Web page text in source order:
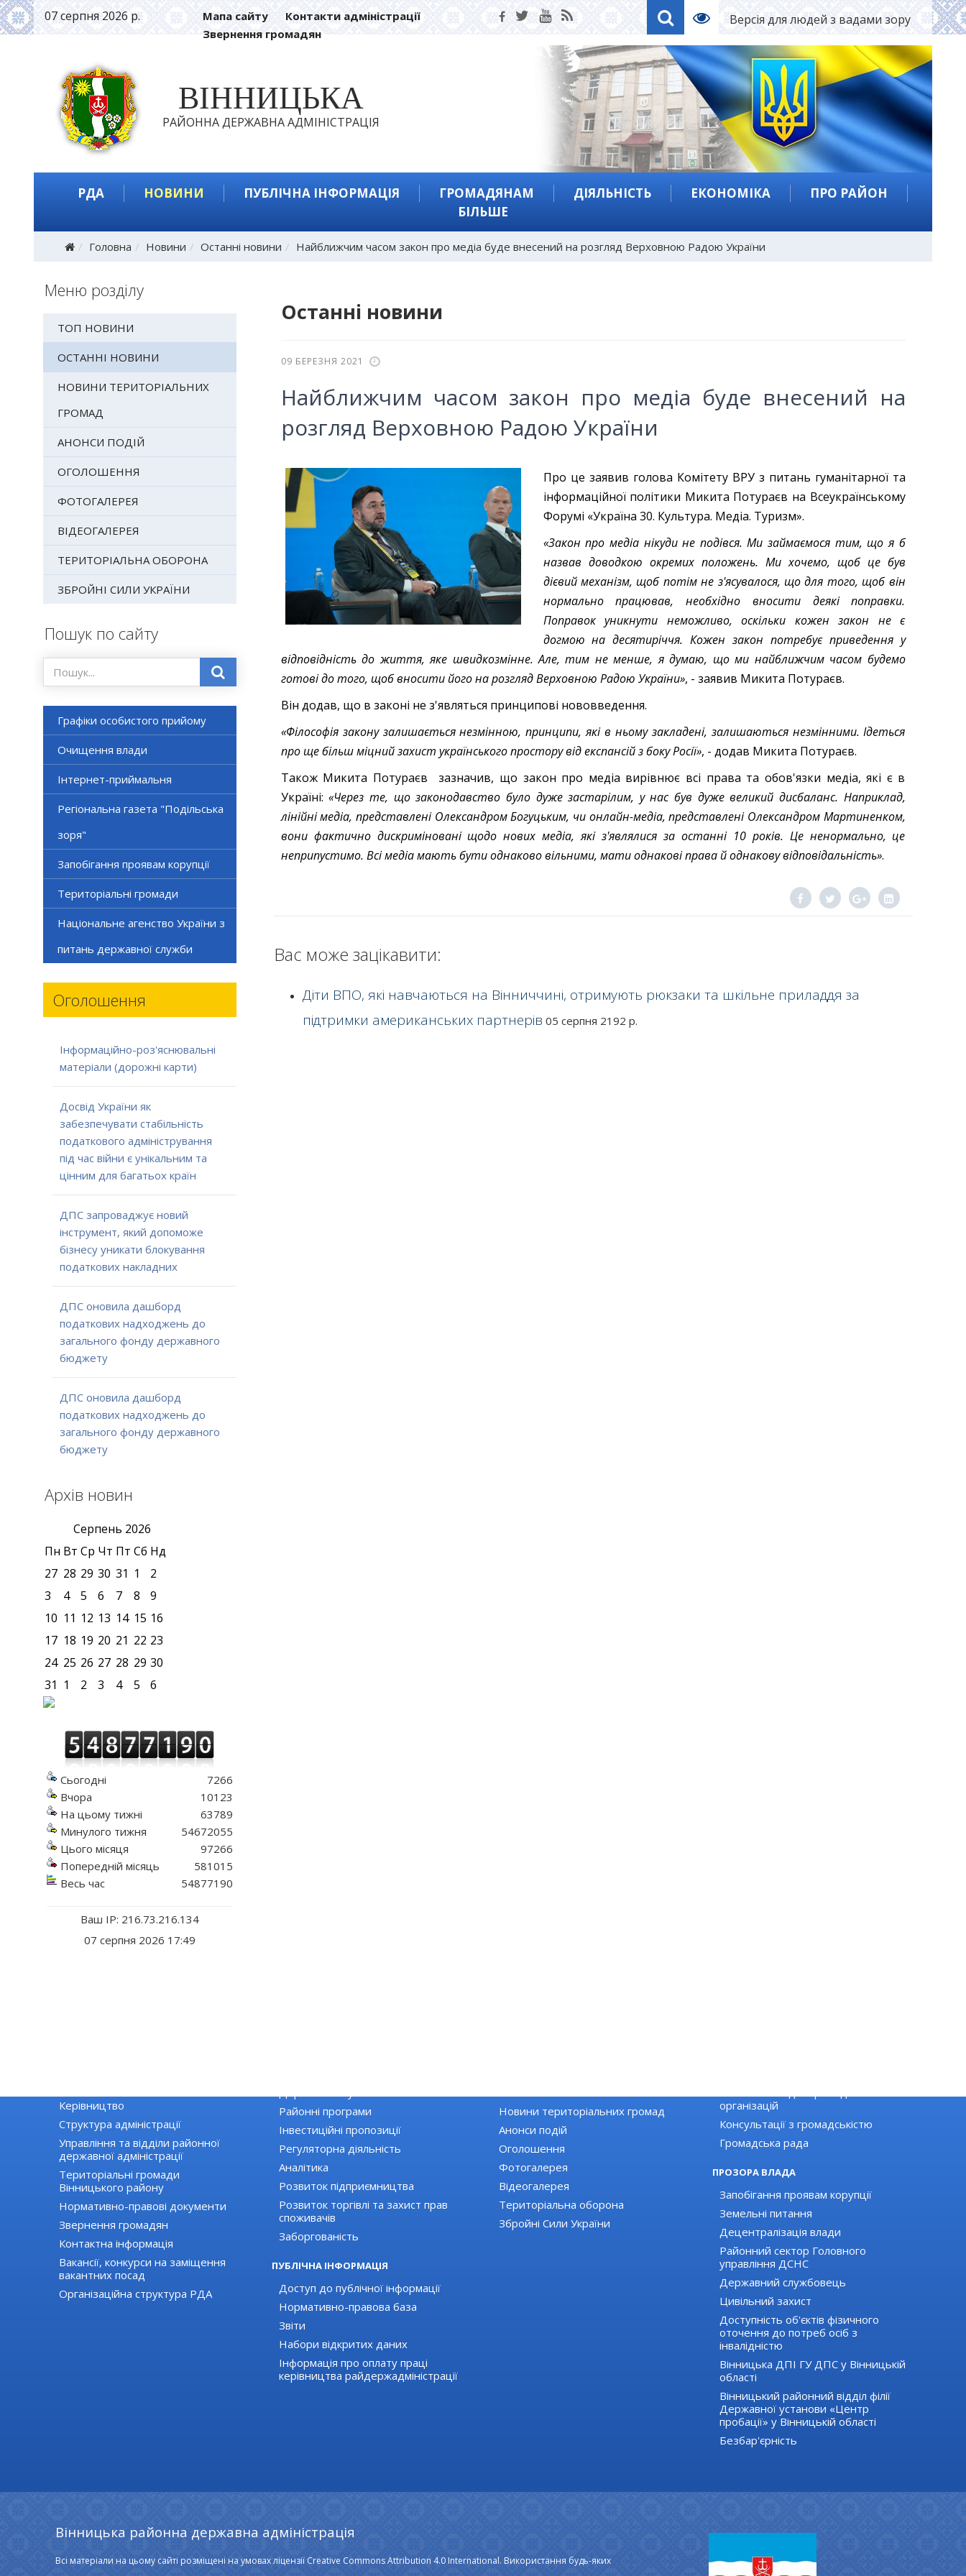
07 серпня 2026 р. Мапа сайту
Контакти адміністрації
Звернення громадян
Версія для людей з вадами зору
ВІННИЦЬКА
РАЙОННА ДЕРЖАВНА АДМІНІСТРАЦІЯ
РДА НОВИНИ ПУБЛІЧНА ІНФОРМАЦІЯ ГРОМАДЯНАМ ДІЯЛЬНІСТЬ ЕКОНОМІКА
ПРО РАЙОН
БІЛЬШЕ
Головна Новини Останні новини Найближчим часом закон про медіа буде внесений на розгляд Верховною Радою України
Меню розділу
ТОП НОВИНИ
ОСТАННІ НОВИНИ
НОВИНИ ТЕРИТОРІАЛЬНИХ
ГРОМАД
АНОНСИ ПОДІЙ
ОГОЛОШЕННЯ
ФОТОГАЛЕРЕЯ
ВІДЕОГАЛЕРЕЯ
ТЕРИТОРІАЛЬНА ОБОРОНА
ЗБРОЙНІ СИЛИ УКРАЇНИ
Пошук по сайту
Графіки особистого прийому
Очищення влади
Інтернет-приймальня
Регіональна газета "Подільська
зоря"
Запобігання проявам корупції
Територіальні громади
Національне агенство України з
питань державної служби
Оголошення
Інформаційно-роз'яснювальні
матеріали (дорожні карти)
Досвід України як
забезпечувати стабільність
податкового адміністрування
під час війни є унікальним та
цінним для багатьох країн
ДПС запроваджує новий
інструмент, який допоможе
бізнесу уникати блокування
податкових накладних
ДПС оновила дашборд
податкових надходжень до
загального фонду державного
бюджету
ДПС оновила дашборд
податкових надходжень до
загального фонду державного
бюджету
Архів новин
Серпень 2026
Пн Вт Ср Чт Пт Сб Нд
27 28 29 30 31 1
2
3
4 5 6 7 8
9
10 11 12 13 14 15 16
17 18 19 20 21 22 23
24 25 26 27 28 29 30
31 1 2 3 4 5 6
Сьогодні
Вчора
На цьому тижні
Минулого тижня
Цього місяця
Попередній місяць
Весь час
7266
10123
63789
54672055
97266
581015
54877190
Ваш IP: 216.73.216.134
07 серпня 2026 17:49
Останні новини
09 БЕРЕЗНЯ 2021
Найближчим часом закон про медіа буде внесений на
розгляд Верховною Радою України
Про це заявив голова Комітету ВРУ з питань гуманітарної та
інформаційної політики Микита Потураєв на Всеукраїнському
Форумі «Україна 30. Культура. Медіа. Туризм».
«Закон про медіа нікуди не подівся. Ми займаємося тим, що я б
назвав доводкою окремих положень. Ми хочемо, щоб це був
дієвий механізм, щоб потім не з'ясувалося, що для того, щоб він
нормально працював, необхідно вносити деякі поправки.
Поправок уникнути неможливо, оскільки кожен закон не є
догмою на десятиріччя. Кожен закон потребує приведення у
відповідність до життя, яке швидкозмінне. Але, тим не менше, я думаю, що ми найближчим часом будемо
готові до того, щоб вносити його на розгляд Верховною Радою України», - заявив Микита Потураєв.
Він додав, що в законі не з'являться принципові нововведення.
«Філософія закону залишається незмінною, принципи, які в ньому закладені, залишаються незмінними. Ідеться
про ще більш міцний захист українського простору від експансій з боку Росії», - додав Микита Потураєв.
Також Микита Потураєв зазначив, що закон про медіа вирівнює всі права та обов'язки медіа, які є в
Україні:«Через те, що законодавство було дуже застарілим, у нас був дуже великий дисбаланс. Наприклад,
лінійні медіа, представлені Олександром Богуцьким, чи онлайн-медіа, представлені Олександром Мартиненком,
вони фактично дискриміновані щодо нових медіа, які з'являлися за останні 10 років. Це ненормально, це
неприпустимо. Всі медіа мають бути однаково вільними, мати однакові права й однакову відповідальність».
Вас може зацікавити:
Діти ВПО, які навчаються на Вінниччині, отримують рюкзаки та шкільне приладдя за
підтримки американських партнерів 05 серпня 2192 р.
Керівництво
Структура адміністрації
Управління та відділи районної
державної адміністрації
Територіальні громади
Вінницького району
Нормативно-правові документи
Звернення громадян
Контактна інформація
Вакансії, конкурси на заміщення
вакантних посад
Організаційна структура РДА
Районні програми
Інвестиційні пропозиції
Регуляторна діяльність
Аналітика
Розвиток підприємництва
Розвиток торгівлі та захист прав
споживачів
Заборгованість
ПУБЛІЧНА ІНФОРМАЦІЯ
Доступ до публічної інформації
Нормативно-правова база
Звіти
Набори відкритих даних
Інформація про оплату праці
керівництва райдержадміністрації
Новини територіальних громад
Анонси подій
Оголошення
Фотогалерея
Відеогалерея
Територіальна оборона
Збройні Сили України
організацій
Консультації з громадськістю
Громадська рада
ПРОЗОРА ВЛАДА
Запобігання проявам корупції
Земельні питання
Децентралізація влади
Районний сектор Головного
управління ДСНС
Державний службовець
Цивільний захист
Доступність об'єктів фізичного
оточення до потреб осіб з
інвалідністю
Вінницька ДПІ ГУ ДПС у Вінницькій
області
Вінницький районний відділ філії
Державної установи «Центр
пробації» у Вінницькій області
Безбар'єрність
Вінницька районна державна адміністрація
Всі матеріали на цьому сайті розміщені на умовах ліцензії Creative Commons Attribution 4.0 International. Використання будь-яких